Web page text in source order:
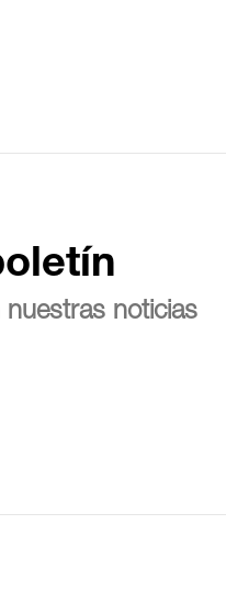
noticias